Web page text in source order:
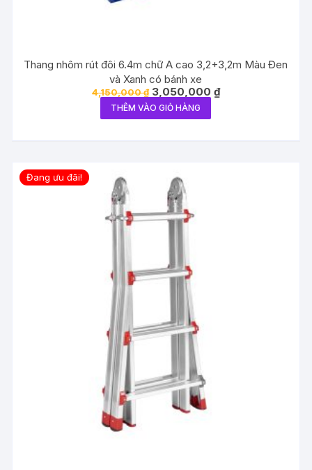
Thang nhôm rút đôi 6.4m chữ A cao 3,2+3,2m Màu Đen
và Xanh có bánh xe
4,150,000₫ Giá
gốc
là:
4,150,000 ₫.
3,050,000 ₫Giá
hiện
THÊM VÀO GIỎ HÀNG
Đang ưu đãi!